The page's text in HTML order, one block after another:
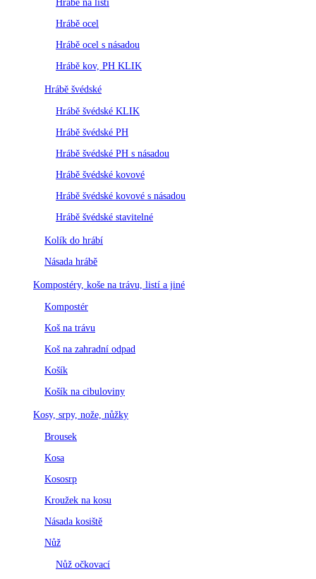
Hrábě na listí
Hrábě ocel
Hrábě ocel s násadou
Hrábě kov, PH KLIK
Hrábě švédské
Hrábě švédské KLIK
Hrábě švédské PH
Hrábě švédské PH s násadou
Hrábě švédské kovové
Hrábě švédské kovové s násadou
Hrábě švédské stavitelné
Kolík do hrábí
Násada hrábě
Kompostéry, koše na trávu, listí a jiné
Kompostér
Koš na trávu
Koš na zahradní odpad
Košík
Košík na cibuloviny
Kosy, srpy, nože, nůžky
Brousek
Kosa
Kososrp
Kroužek na kosu
Násada kosiště
Nůž
Nůž očkovací